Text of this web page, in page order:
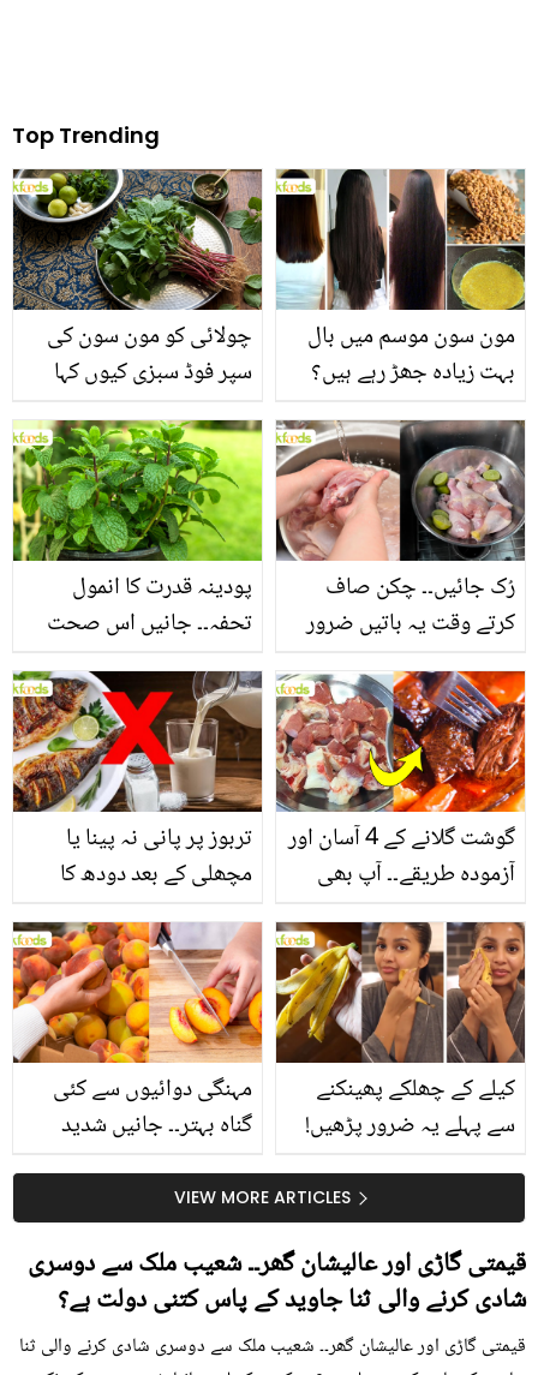
Top Trending
چولائی کو مون سون کی
سپر فوڈ سبزی کیوں کہا
منرلز اور اینٹی آکسیڈنٹس
سے بھرپور اس سبزی کے
فائدے
مون سون موسم میں بال
بہت زیادہ جھڑ رہے ہیں؟
بنانے کے چند قدرتی طریقے
پودینہ قدرت کا انمول
تحفہ۔۔ جانیں اس صحت
انگیز طبی فوائد
رُک جائیں۔۔ چکن صاف
کرتے وقت یہ باتیں ضرور
تربوز پر پانی نہ پینا یا
مچھلی کے بعد دودھ کا
سے متعلق غلط فہمیوں کی
حقیقت کیا ہے اور افواہ
کیا؟
گوشت گلانے کے 4 آسان اور
آزمودہ طریقے۔۔ آپ بھی
بتائے راز
مہنگی دوائیوں سے کئی
گناہ بہتر۔۔ جانیں شدید
کیوں کھانا چاہیے؟
کیلے کے چھلکے پھینکنے
سے پہلے یہ ضرور پڑھیں!
سستا اور قدرتی حلVIEW MORE ARTICLES
قیمتی گاڑی اور عالیشان گھر۔۔ شعیب ملک سے دوسری
شادی کرنے والی ثنا جاوید کے پاس کتنی دولت ہے؟
قیمتی گاڑی اور عالیشان گھر۔۔ شعیب ملک سے دوسری شادی کرنے والی ثنا